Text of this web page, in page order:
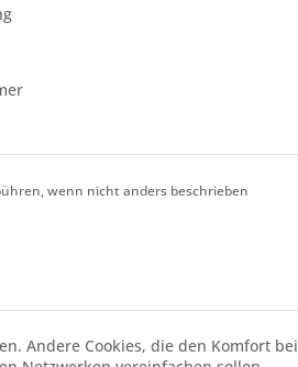
wenn nicht anders beschrieben
Andere Cookies, die den Komfort bei